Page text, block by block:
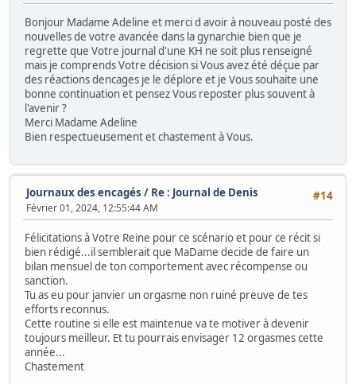
Bonjour Madame Adeline et merci d avoir à nouveau posté des
nouvelles de votre avancée dans la gynarchie bien que je
regrette que Votre journal d'une KH ne soit plus renseigné
mais je comprends Votre décision si Vous avez été déçue par
des réactions dencages je le déplore et je Vous souhaite une
bonne continuation et pensez Vous reposter plus souvent à
l'avenir ?
Merci Madame Adeline
Bien respectueusement et chastement à Vous.
#14
Journaux des encagés / Re : Journal de Denis
Février 01, 2024, 12:55:44 AM
Félicitations à Votre Reine pour ce scénario et pour ce récit si
bien rédigé...il semblerait que MaDame decide de faire un
bilan mensuel de ton comportement avec récompense ou
sanction.
Tu as eu pour janvier un orgasme non ruiné preuve de tes
efforts reconnus.
Cette routine si elle est maintenue va te motiver à devenir
toujours meilleur. Et tu pourrais envisager 12 orgasmes cette
année...
Chastement